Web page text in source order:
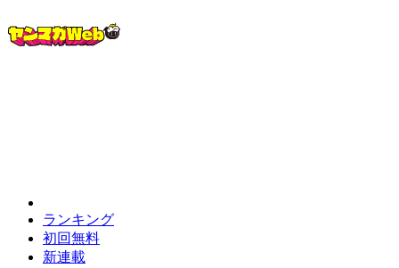
ランキング
初回無料
新連載